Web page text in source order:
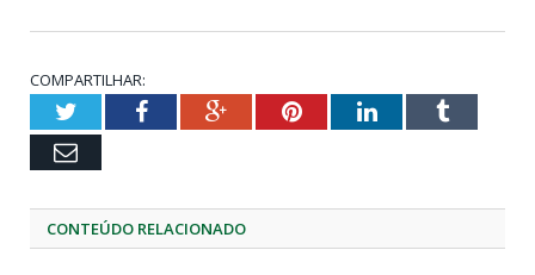
COMPARTILHAR:
TwitterFacebookGoogle+PinterestLinkedInTumblr
Email
CONTEÚDO RELACIONADO